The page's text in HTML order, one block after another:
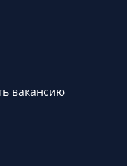
вакансию